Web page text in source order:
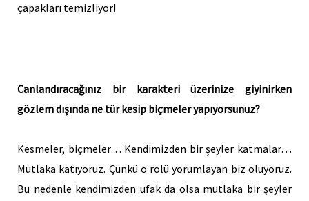
çapakları temizliyor!
Canlandıracağınız bir karakteri üzerinize giyinirken
gözlem dışında ne tür kesip biçmeler yapıyorsunuz?
Kesmeler, biçmeler… Kendimizden bir şeyler katmalar…
Mutlaka katıyoruz. Çünkü o rolü yorumlayan biz oluyoruz.
Bu nedenle kendimizden ufak da olsa mutlaka bir şeyler